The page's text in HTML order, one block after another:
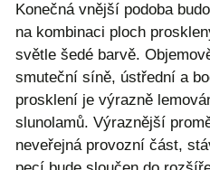
Konečná vnější podoba
na kombinaci ploch
světle šedé barvě.
smuteční síně, ústřední a
prosklení je výrazně
slunolamů. Výraznější
neveřejná provozní část,